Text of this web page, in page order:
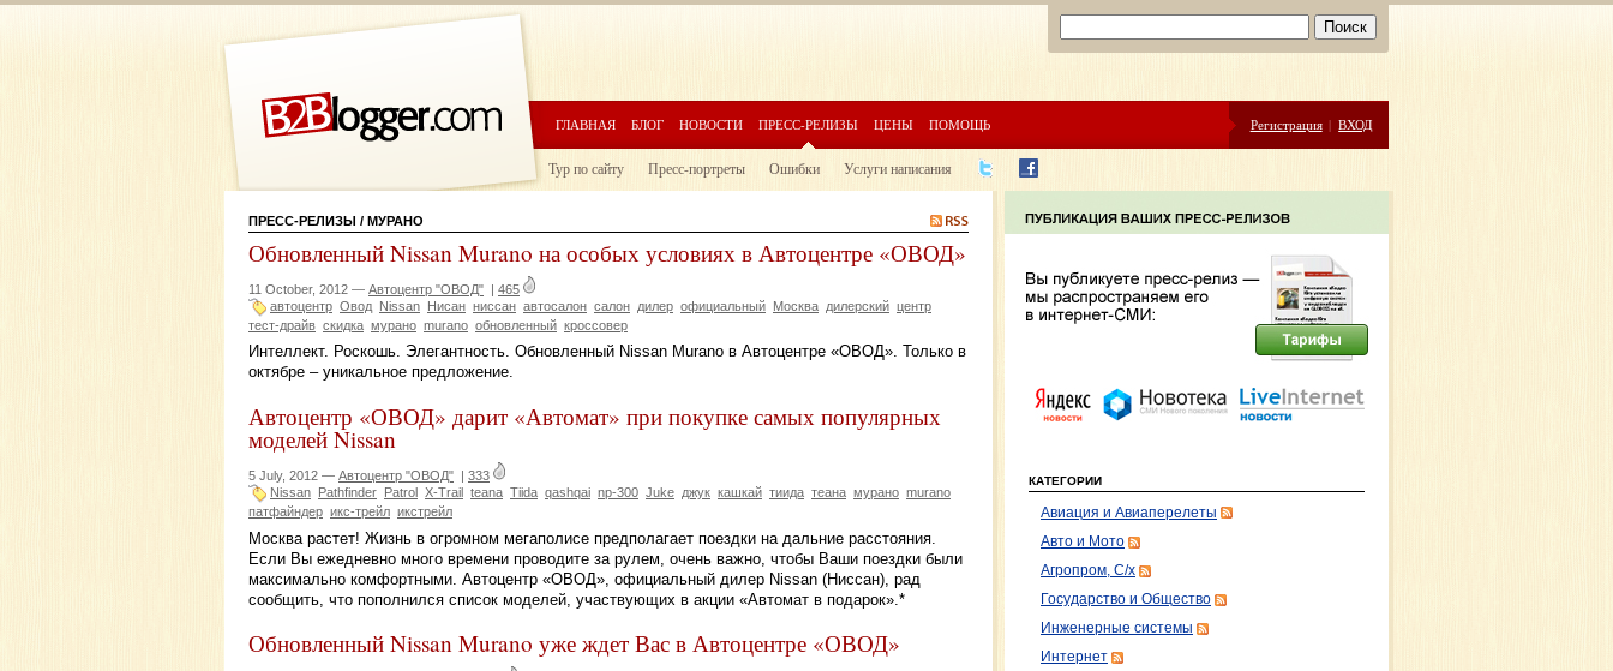
ГЛАВНАЯ БЛОГ НОВОСТИ ПРЕСС-РЕЛИЗЫ ЦЕНЫ ПОМОЩЬ Регистрация | ВХОД
Тур по сайту Пресс-портреты Ошибки Услуги написания
ПРЕСС-РЕЛИЗЫ / МУРАНО
Обновленный Nissan Murano на особых условиях в Автоцентре «ОВОД»
11 October, 2012 — Автоцентр "ОВОД" | 465
автоцентр Овод Nissan Нисан ниссан автосалон салон дилер официальный Москва дилерский центр
тест-драйв скидка мурано murano обновленный кроссовер
Интеллект. Роскошь. Элегантность. Обновленный Nissan Murano в Автоцентре «ОВОД». Только в
октябре – уникальное предложение.
Автоцентр «ОВОД» дарит «Автомат» при покупке самых популярных
моделей Nissan
5 July, 2012 — Автоцентр "ОВОД" | 333
Nissan Pathfinder Patrol X-Trail teana Tiida qashqai np-300 Juke джук кашкай тиида теана мурано murano
патфайндер икс-трейл икстрейл
Москва растет! Жизнь в огромном мегаполисе предполагает поездки на дальние расстояния.
Если Вы ежедневно много времени проводите за рулем, очень важно, чтобы Ваши поездки были
максимально комфортными. Автоцентр «ОВОД», официальный дилер Nissan (Ниссан), рад
сообщить, что пополнился список моделей, участвующих в акции «Автомат в подарок».*
Обновленный Nissan Murano уже ждет Вас в Автоцентре «ОВОД»
КАТЕГОРИИ
Авиация и Авиаперелеты
Авто и Мото
Агропром, С/х
Государство и Общество
Инженерные системы
Интернет